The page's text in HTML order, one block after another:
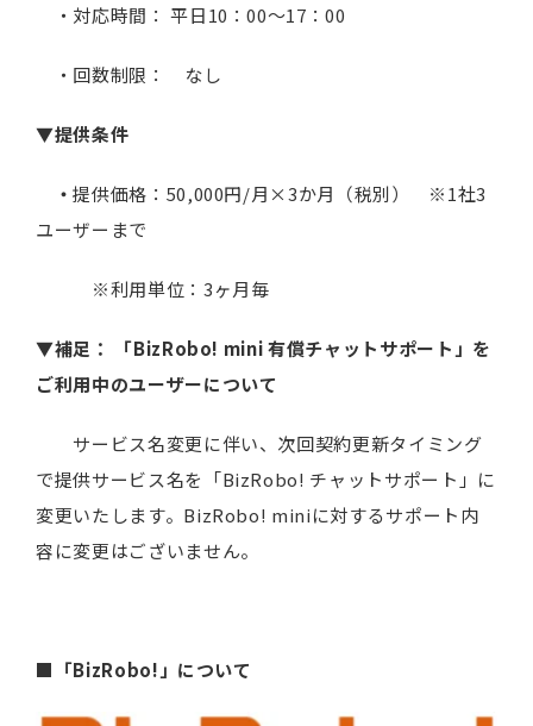
・対応時間： 平日10：00～17：00
・回数制限： なし
▼提供条件
・提供価格：50,000円/月×3か月（税別） ※1社3
ユーザーまで
※利用単位：3ヶ月毎
▼補足： 「BizRobo! mini有償チャットサポート」を
ご利用中のユーザーについて
サービス名変更に伴い、次回契約更新タイミング
で提供サービス名を「BizRobo! チャットサポート」に
変更いたします。BizRobo! miniに対するサポート内
容に変更はございません。
■「BizRobo! 」について